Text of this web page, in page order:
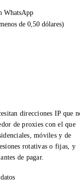
WhatsApp
de 0,50 dólares)
direcciones IP que
de proxies con el que
móviles y de
rotativas o fijas, y
de pagar.